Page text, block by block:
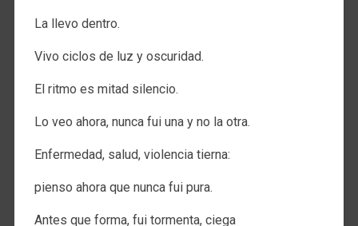
La llevo dentro.
Vivo ciclos de luz y oscuridad.
El ritmo es mitad silencio.
Lo veo ahora, nunca fui una y no la otra.
Enfermedad, salud, violencia tierna:
pienso ahora que nunca fui pura.
Antes que forma, fui tormenta, ciega